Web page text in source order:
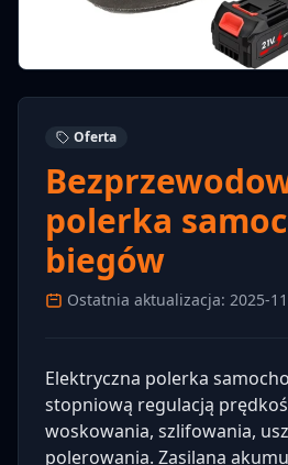
Oferta
polerka
biegów
Ostatnia aktualizacja: 2025-
Elektryczna polerka
stopniową regulacją
woskowania, szlifowania,
polerowania. Zasilana